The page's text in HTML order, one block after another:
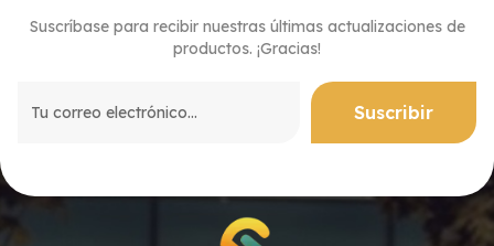
Suscríbase para recibir nuestras últimas actualizaciones de
productos. ¡Gracias!